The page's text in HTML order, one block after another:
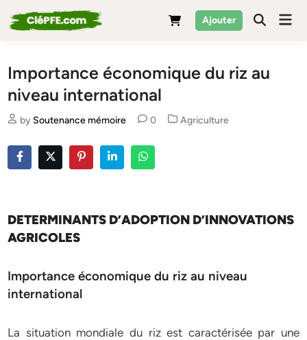
to
Ajouter
Importance économique du riz au
niveau international
by Soutenance mémoire 0
Posted
Agriculture
DETERMINANTS D’ADOPTION D’INNOVATIONS
AGRICOLES
Importance économique du riz au niveau
international
La situation mondiale du riz est caractérisée par une